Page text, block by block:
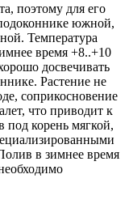
поэтому для его
южной,
Температура
время +8..+10
досвечивать
Растение не
соприкосновение
что приводит к
под корень мягкой,
в зимнее время